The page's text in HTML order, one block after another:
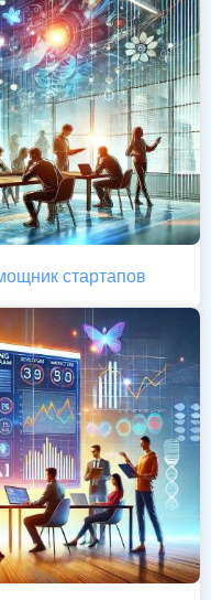
стартапов